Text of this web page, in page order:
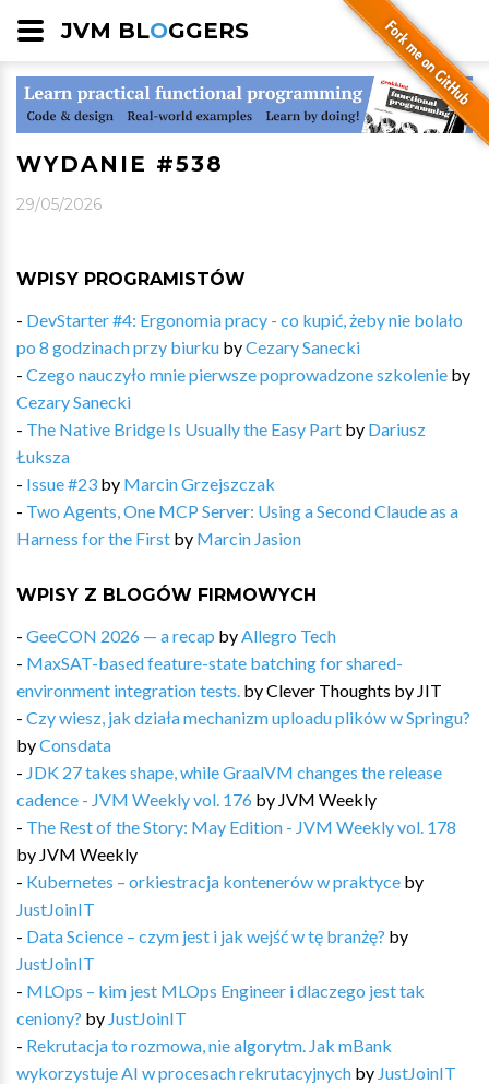
JVM BLOGGERS
WYDANIE #538
29/05/2026
WPISY PROGRAMISTÓW
- DevStarter #4: Ergonomia pracy - co kupić, żeby nie bolało
po 8 godzinach przy biurku byCezary Sanecki
- Czego nauczyło mnie pierwsze poprowadzone szkolenie by
Cezary Sanecki
- The Native Bridge Is Usually the Easy Part by Dariusz
Łuksza
- Issue #23 by Marcin Grzejszczak
- Two Agents, One MCP Server: Using a Second Claude as a
Harness for the First by Marcin Jasion
WPISY Z BLOGÓW FIRMOWYCH
- GeeCON 2026 — a recap by Allegro Tech
- MaxSAT-based feature-state batching for shared-
environment integration tests. byClever Thoughts by JIT
- Czy wiesz, jak działa mechanizm uploadu plików w Springu?
byConsdata
- JDK 27 takes shape, while GraalVM changes the release
cadence - JVM Weekly vol. 176 by JVM Weekly
- The Rest of the Story: May Edition - JVM Weekly vol. 178
by JVM Weekly
- Kubernetes – orkiestracja kontenerów w praktyce by
JustJoinIT
- Data Science – czym jest i jak wejść w tę branżę? by
JustJoinIT
- MLOps – kim jest MLOps Engineer i dlaczego jest tak
ceniony? by JustJoinIT
- Rekrutacja to rozmowa, nie algorytm. Jak mBank
wykorzystuje AI w procesach rekrutacyjnych by JustJoinIT